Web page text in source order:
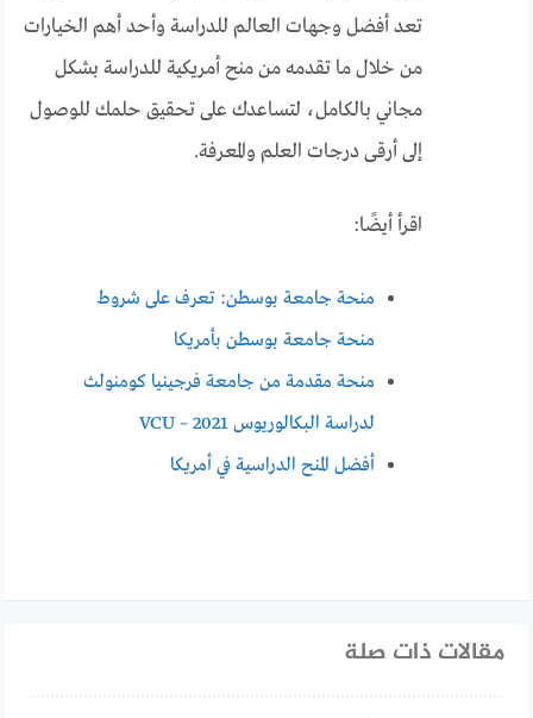
تعد أفضل وجهات العالم للدراسة وأحد أهم الخيارات
من خلال ما تقدمه من منح أمريكية للدراسة بشكل
مجاني بالكامل، لتساعدك على تحقيق حلمك للوصول
إلى أرقى درجات العلم والمعرفة.
اقرأ أيضًا:
منحة جامعة بوسطن: تعرف على شروط
منحة جامعة بوسطن بأمريكا
منحة مقدمة من جامعة فرجينيا كومنولث
لدراسة البكالوريوس 2021 – VCU
أفضل المنح الدراسية في أمريكا
مقالات ذات صلة